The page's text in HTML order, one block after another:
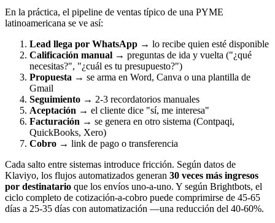
En la práctica, el pipeline de ventas típico de una PYME
latinoamericana se ve así:
Lead llega por WhatsApp → lo recibe quien esté disponible
Calificación manual → preguntas de ida y vuelta ("¿qué
necesitas?", "¿cuál es tu presupuesto?")
Propuesta → se arma en Word, Canva o una plantilla de
Gmail
Seguimiento → 2-3 recordatorios manuales
Aceptación → el cliente dice "sí, me interesa"
Facturación → se genera en otro sistema (Contpaqi,
QuickBooks, Xero)
Cobro → link de pago o transferencia
Cada salto entre sistemas introduce fricción. Según datos de
Klaviyo, los flujos automatizados generan 30 veces más ingresos
por destinatario que los envíos uno-a-uno. Y según Brightbots, el
ciclo completo de cotización-a-cobro puede comprimirse de 45-65
días a 25-35 días con automatización —una reducción del 40-60%.